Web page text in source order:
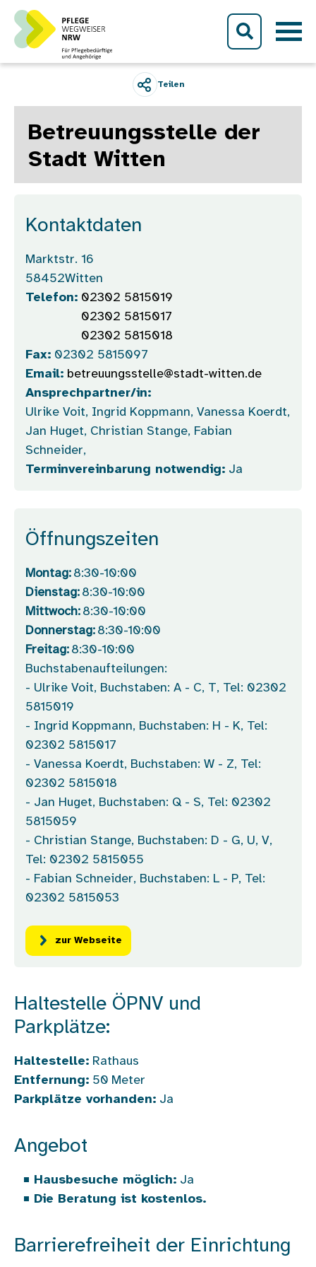
Direkt zum Inhalt
Teilen
Betreuungsstelle der
Stadt Witten
Kontaktdaten
Marktstr. 16
58452Witten
Telefon: 02302 5815019
02302 5815017
02302 5815018
Fax: 02302 5815097
Email: betreuungsstelle@stadt-witten.de
Ansprechpartner/in:
Ulrike Voit, Ingrid Koppmann, Vanessa Koerdt,
Jan Huget, Christian Stange, Fabian
Schneider,
Terminvereinbarung notwendig: Ja
Öffnungszeiten
Montag: 8:30-10:00
Dienstag: 8:30-10:00
Mittwoch: 8:30-10:00
Donnerstag: 8:30-10:00
Freitag: 8:30-10:00
Buchstabenaufteilungen:
- Ulrike Voit, Buchstaben: A - C, T, Tel: 02302
5815019
- Ingrid Koppmann, Buchstaben: H - K, Tel:
02302 5815017
- Vanessa Koerdt, Buchstaben: W - Z, Tel:
02302 5815018
- Jan Huget, Buchstaben: Q - S, Tel: 02302
5815059
- Christian Stange, Buchstaben: D - G, U, V,
Tel: 02302 5815055
- Fabian Schneider, Buchstaben: L - P, Tel:
02302 5815053
zur Webseite
Haltestelle ÖPNV und
Parkplätze:
Haltestelle: Rathaus
Entfernung: 50 Meter
Parkplätze vorhanden: Ja
Angebot
Hausbesuche möglich: Ja
Die Beratung ist kostenlos.
Barrierefreiheit der Einrichtung